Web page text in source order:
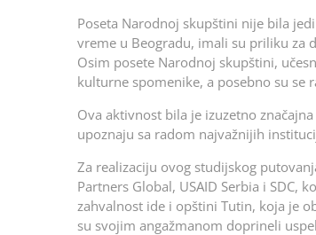
Poseta Narodnoj skupštini nije bila
vreme u Beogradu, imali su priliku za
Osim posete Narodnoj skupštini,
kulturne spomenike, a posebno su
Ova aktivnost bila je izuzetno
upoznaju sa radom najvažnijih
Za realizaciju ovog studijskog
Partners Global, USAID Serbia i
zahvalnost ide i opštini Tutin, koja je
su svojim angažmanom doprineli